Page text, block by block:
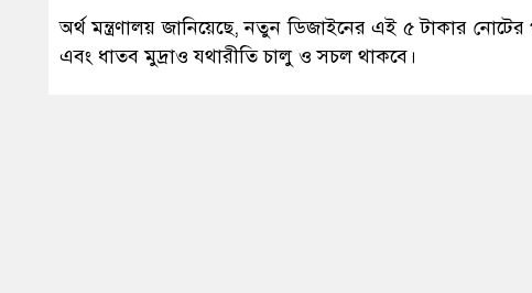
অর্থ মন্ত্রণালয় জানিয়েছে, নতুন ডিজাইনের এই ৫ টাকার
এবং ধাতব মুদ্রাও যথারীতি চালু ও সচল থাকবে।